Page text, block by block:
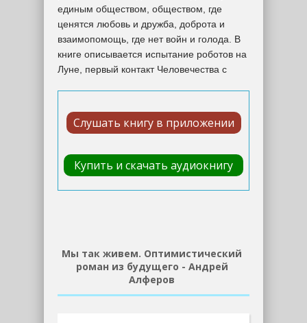
единым обществом, обществом, где
ценятся любовь и дружба, доброта и
взаимопомощь, где нет войн и голода. В
книге описывается испытание роботов на
Луне, первый контакт Человечества с
Слушать книгу в приложении
Купить и скачать аудиокнигу
Мы так живем. Оптимистический
роман из будущего - Андрей
Алферов